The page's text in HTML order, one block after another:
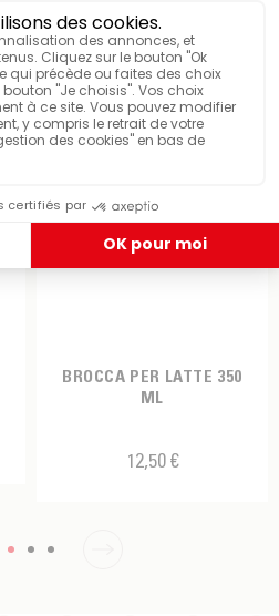
Brocca di
latte
BROCCA PER LATTE 350
ML
12,50 €